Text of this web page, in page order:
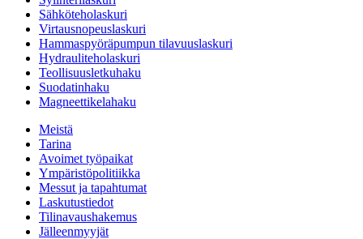
Sähköteholaskuri
Virtausnopeuslaskuri
Hammaspyöräpumpun tilavuuslaskuri
Hydrauliteholaskuri
Teollisuusletkuhaku
Suodatinhaku
Magneettikelahaku
Meistä
Tarina
Avoimet työpaikat
Ympäristöpolitiikka
Messut ja tapahtumat
Laskutustiedot
Tilinavaushakemus
Jälleenmyyjät